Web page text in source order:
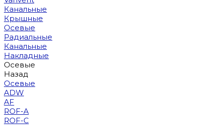
Канальные
Крышные
Осевые
Радиальные
Канальные
Накладные
Осевые
Назад
Осевые
ADW
AF
ROF-A
ROF-C